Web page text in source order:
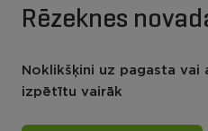
Rēzeknes
Noklikšķini uz pagasta vai
izpētītu vairāk